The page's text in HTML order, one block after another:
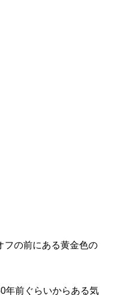
フの前にある黄金色の
年前ぐらいからある気